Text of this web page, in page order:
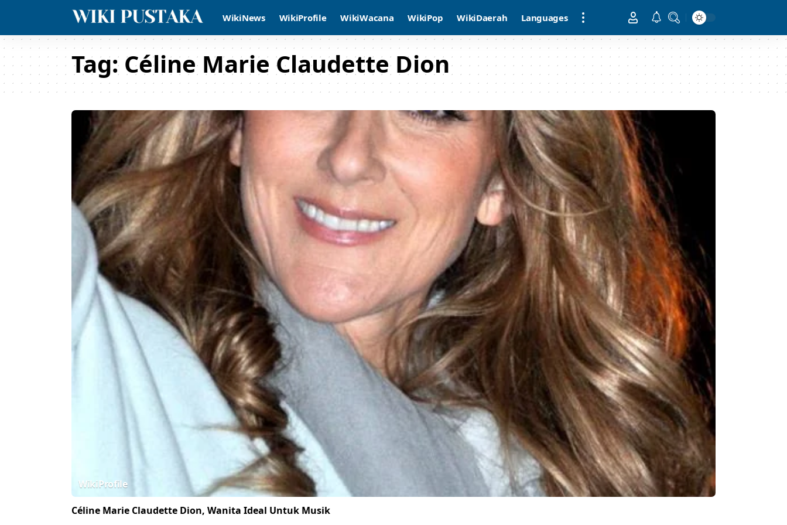
WikiNews WikiProfile WikiWacana WikiPop WikiDaerah Languages
Tag: Céline Marie Claudette Dion
WikiProfile
Céline Marie Claudette Dion, Wanita Ideal Untuk Musik